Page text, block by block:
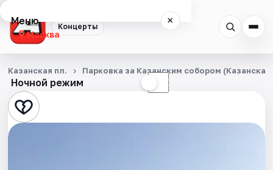
Концерты
Меню ×
Москва
Концерты
Города
Ночной режим ☾
Казанская пл. Парковка за Казанским собором (Казанская